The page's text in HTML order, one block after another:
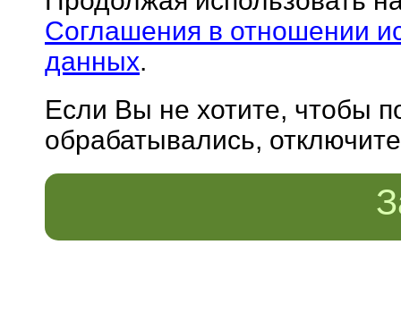
Соглашения в отношении
данных.
Если Вы не хотите, чтобы
обрабатывались,